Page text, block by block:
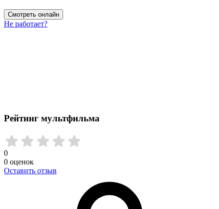
Смотреть онлайн
Не работает?
Рейтинг мультфильма
0
0 оценок
Оставить отзыв